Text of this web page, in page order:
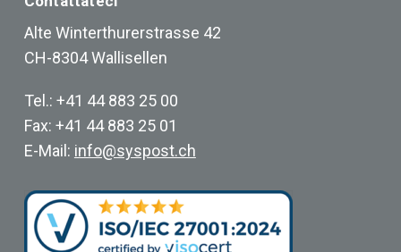
Alte Winterthurerstrasse 42
CH-8304 Wallisellen
Tel.: +41 44 883 25 00
Fax: +41 44 883 25 01
E-Mail: info@syspost.ch